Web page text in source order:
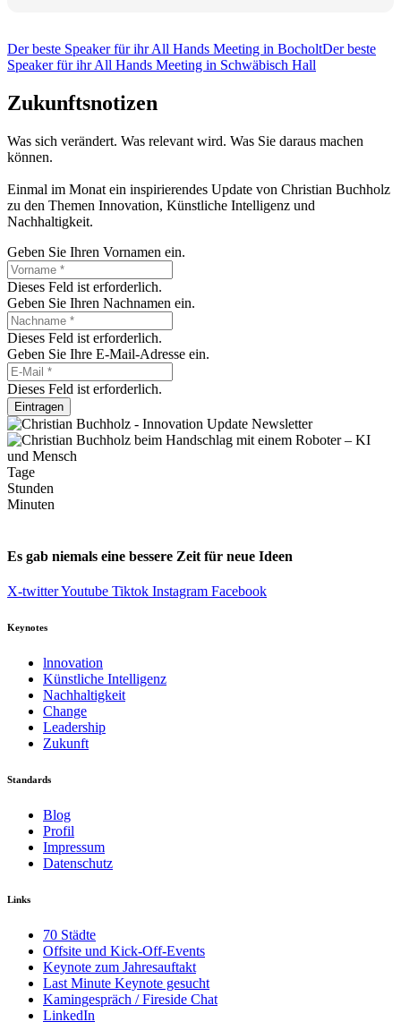
Der beste Speaker für ihr All Hands Meeting in BocholtDer beste
Speaker für ihr All Hands Meeting in Schwäbisch Hall
Zukunftsnotizen
Was sich verändert. Was relevant wird. Was Sie daraus machen
können.
Einmal im Monat ein inspirierendes Update von Christian Buchholz
zu den Themen Innovation, Künstliche Intelligenz und
Nachhaltigkeit.
Geben Sie Ihren Vornamen ein.
Dieses Feld ist erforderlich.
Geben Sie Ihren Nachnamen ein.
Dieses Feld ist erforderlich.
Geben Sie Ihre E-Mail-Adresse ein.
Dieses Feld ist erforderlich.
Eintragen
Tage
Stunden
Minuten
Es gab niemals eine bessere Zeit für neue Ideen
X-twitterYoutube Tiktok Instagram Facebook
Keynotes
lnnovation
Künstliche Intelligenz
Nachhaltigkeit
Change
Leadership
Zukunft
Standards
Blog
Profil
Impressum
Datenschutz
Links
70 Städte
Offsite und Kick-Off-Events
Keynote zum Jahresauftakt
Last Minute Keynote gesucht
Kamingespräch / Fireside Chat
LinkedIn